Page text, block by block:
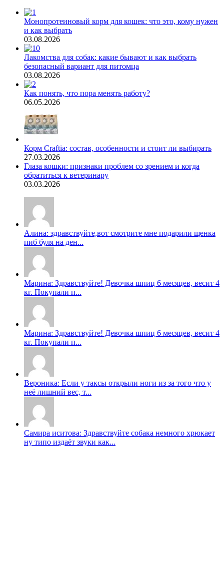
Монопротеиновый корм для кошек: что это, кому нужен
и как выбрать
03.08.2026
Лакомства для собак: какие бывают и как выбрать
безопасный вариант для питомца
03.08.2026
Как понять, что пора менять работу?
06.05.2026
Корм Craftia: состав, особенности и стоит ли выбирать
27.03.2026
Глаза кошки: признаки проблем со зрением и когда
обратиться к ветеринару
03.03.2026
Алина: здравствуйте,вот смотрите мне подарили щенка
пиб буля на ден...
Марина: Здравствуйте! Девочка шпиц 6 месяцев, весит 4
кг. Покупали п...
Марина: Здравствуйте! Девочка шпиц 6 месяцев, весит 4
кг. Покупали п...
Вероника: Если у таксы открыли ноги из за того что у
неë лишний вес, т...
Самира иситова: Здравствуйте собака немного хрюкает
ну типо издаёт звуки как...